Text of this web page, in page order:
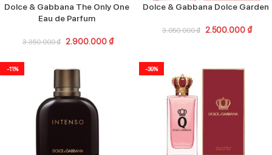
Dolce & Gabbana The Only One
Eau de Parfum
3.350.000₫ 2.900.000 ₫
Dolce & Gabbana Dolce Garden
3.050.000₫ 2.500.000 ₫
-11% -39%